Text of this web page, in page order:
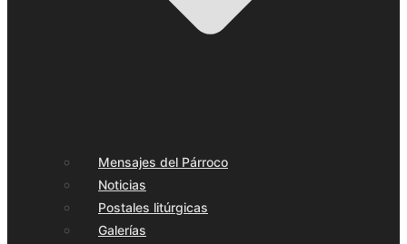
Mensajes del Párroco
Noticias
Postales litúrgicas
Galerías